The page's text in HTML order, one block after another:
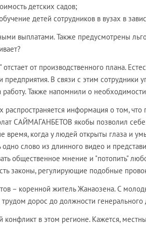
детских садов;
детей сотрудников в вузах в
выплатами. Также предусмотрены
от производственного плана.
предприятия. В связи с этим сотрудники
Также напомнили о
распространяется информация о том,
САЙМАГАНБЕТОВ якобы позволил
время, когда у людей открыты глаза и
слово из длинного видео и
общественное мнение и "потопить"
законы, регулирующие подобные
– коренной житель Жанаозена. С
дорос до должности генерального
конфликт в этом регионе. Кажется,